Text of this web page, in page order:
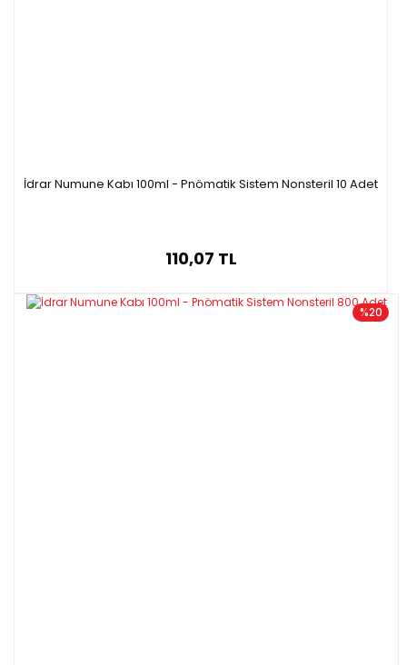
İdrar Numune Kabı 100ml - Pnömatik Sistem Nonsteril 10 Adet
110,07 TL
%20